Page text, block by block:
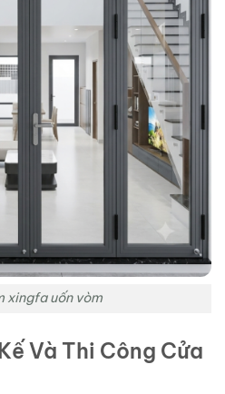
xingfa uốn vòm
Và Thi Công Cửa